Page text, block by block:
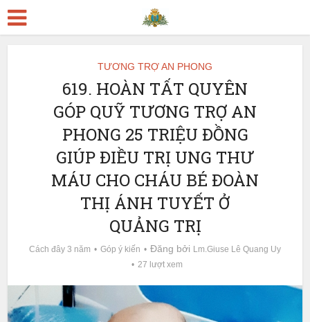
TƯƠNG TRỢ AN PHONG
619. HOÀN TẤT QUYÊN
GÓP QUỸ TƯƠNG TRỢ AN
PHONG 25 TRIỆU ĐỒNG
GIÚP ĐIỀU TRỊ UNG THƯ
MÁU CHO CHÁU BÉ ĐOÀN
THỊ ÁNH TUYẾT Ở
QUẢNG TRỊ
Cách đây 3 năm Góp ý kiến Đăng bởi Lm.Giuse Lê Quang Uy
27 lượt xem